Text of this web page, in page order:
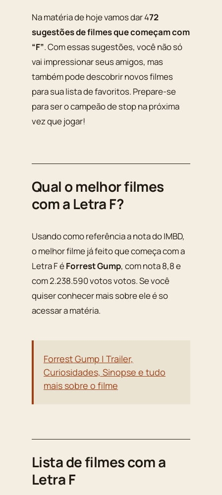
Na matéria de hoje vamos dar 472
sugestões de filmes que começam com
“F”. Com essas sugestões, você não só
vai impressionar seus amigos, mas
também pode descobrir novos filmes
para sua lista de favoritos. Prepare-se
para ser o campeão de stop na próxima
vez que jogar!
Qual o melhor filmes
com a Letra F?
Usando como referência a nota do IMBD,
o melhor filme já feito que começa com a
Letra F éForrest Gump, com nota 8,8 e
com 2.238.590 votos votos. Se você
quiser conhecer mais sobre ele é so
acessar a matéria.
Forrest Gump | Trailer,
Curiosidades, Sinopse e tudo
mais sobre o filme
Lista de filmes com a
Letra F